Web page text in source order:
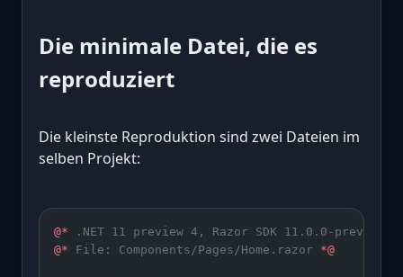
Die minimale Datei, die es
reproduziert
Die kleinste Reproduktion sind zwei Dateien im
selben Projekt:
@* .NET 11 preview 4, Razor SDK 11.0.0-
@* File: Components/Pages/Home.razor *@